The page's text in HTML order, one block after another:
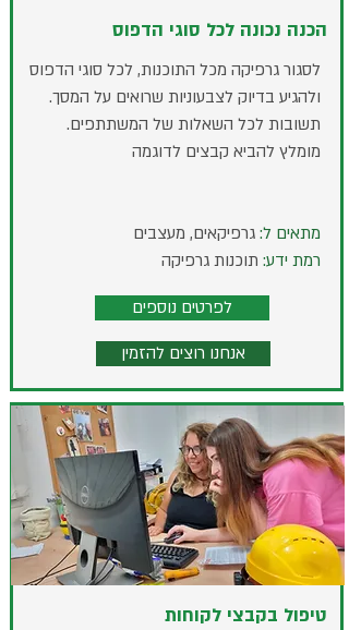
הכנה נכונה לכל סוגי הדפוס
לסגור גרפיקה מכל התוכנות, לכל סוגי הדפוס
ולהגיע בדיוק לצבעוניות שרואים על המסך.
תשובות לכל השאלות של המשתתפים.
מומלץ להביא קבצים לדוגמה
מתאים ל: גרפיקאים, מעצבים
רמת ידע: תוכנות גרפיקה
לפרטים נוספים
אנחנו רוצים להזמין
טיפול בקבצי לקוחות